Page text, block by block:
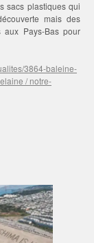
sacs plastiques qui
mais des
aux Pays-Bas pour
3864-baleine-
/ notre-